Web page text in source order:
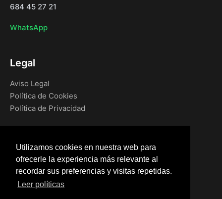
Utilizamos cookies en nuestra web para
ofrecerle la experiencia más relevante al
recordar sus preferencias y visitas repetidas.
Leer políticas
684 45 27 21
WhatsApp
Legal
Aviso Legal
Política de Cookies
Política de Privacidad
Inicio
Blog
Tienda